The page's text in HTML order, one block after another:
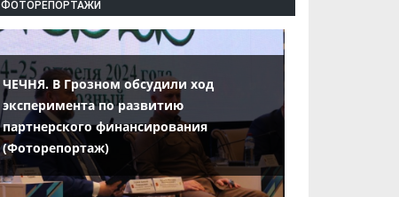
ФОТОРЕПОРТАЖИ
ЧЕЧНЯ. В Грозном обсудили ход
эксперимента по развитию
партнерского финансирования
(Фоторепортаж)